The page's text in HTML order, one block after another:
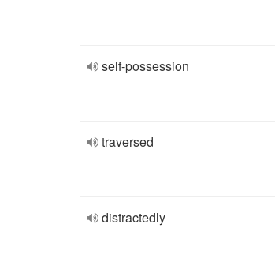
self-possession
traversed
distractedly